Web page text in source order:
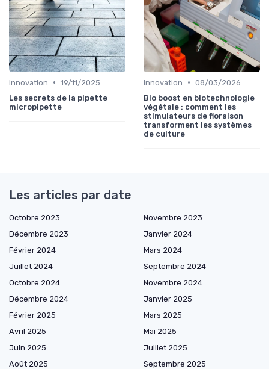
Innovation • 19/11/2025
Les secrets de la pipette
micropipette
Innovation • 08/03/2026
Bio boost en biotechnologie
végétale : comment les
stimulateurs de floraison
transforment les systèmes
de culture
Les articles par date
Octobre 2023
Novembre 2023
Décembre 2023
Janvier 2024
Février 2024
Mars 2024
Juillet 2024
Septembre 2024
Octobre 2024
Novembre 2024
Décembre 2024
Janvier 2025
Février 2025
Mars 2025
Avril 2025
Mai 2025
Juin 2025
Juillet 2025
Août 2025
Septembre 2025